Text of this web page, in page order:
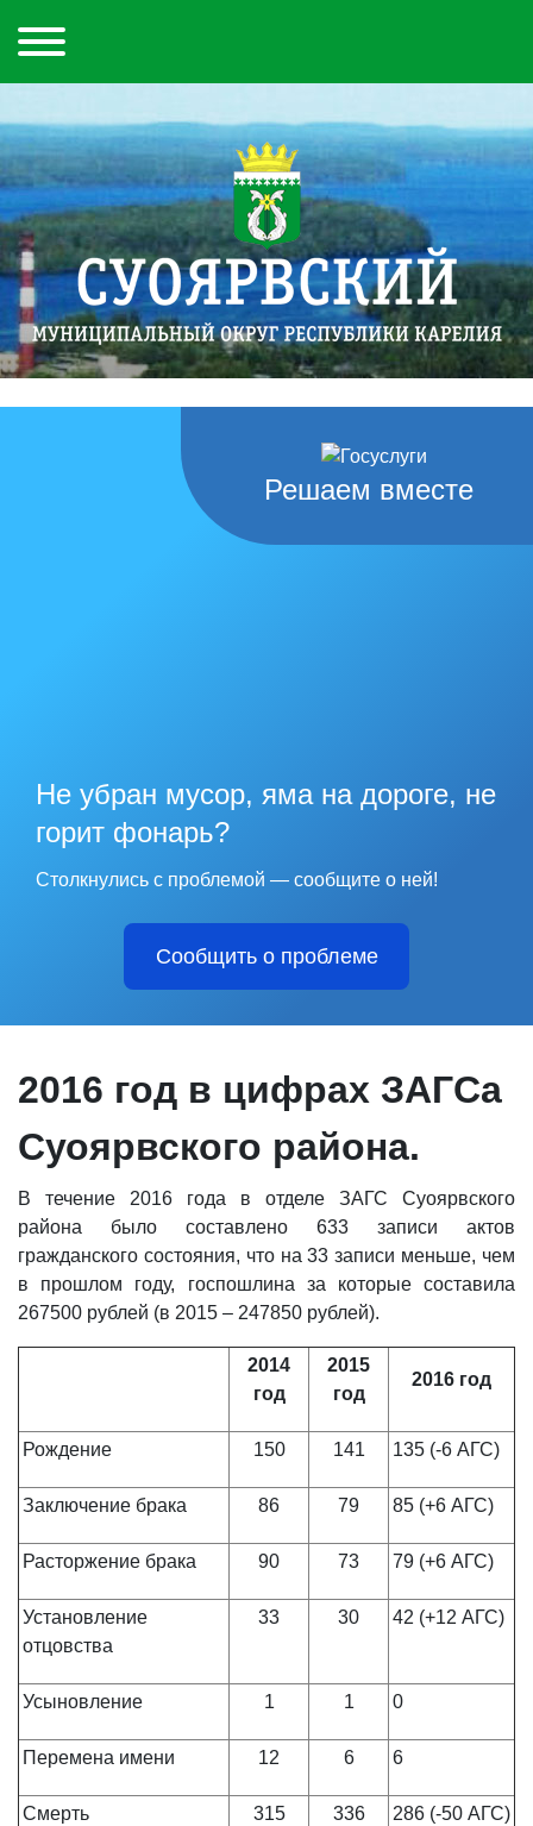
Решаем вместе
Не убран мусор, яма на дороге, не
горит фонарь?
Столкнулись с проблемой — сообщите о ней!
Сообщить о проблеме
2016 год в цифрах ЗАГСа
Суоярвского района.
В течение 2016 года в отделе ЗАГС Суоярвского
района было составлено 633 записи актов
гражданского состояния, что на 33 записи меньше, чем
в прошлом году, госпошлина за которые составила
267500 рублей (в 2015 – 247850 рублей).
2014
год
2015
год
2016 год
Рождение 150 141 135 (-6 АГС)
Заключение брака 86 79 85 (+6 АГС)
Расторжение брака 90 73 79 (+6 АГС)
Установление
отцовства
33 30 42 (+12 АГС)
Усыновление 1 1 0
Перемена имени 12 6 6
Смерть 315 336 286 (-50 АГС)